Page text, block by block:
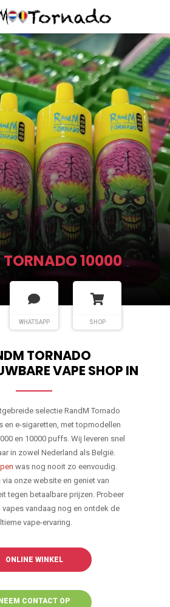
TORNADO 9000
WHATSAPP SHOP
TORNADO
VAPE SHOP IN
selectie RandM Tornado
en e-sigaretten, met topmodellen
en 10000 puffs. Wij leveren snel
in zowel Nederland als België.
was nog nooit zo eenvoudig.
via onze website en geniet van
tegen betaalbare prijzen. Probeer
vandaag nog en ontdek de
vape-ervaring.
ONLINE WINKEL
NEEM CONTACT OP